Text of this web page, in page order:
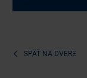
SPÄŤ NA DVERE